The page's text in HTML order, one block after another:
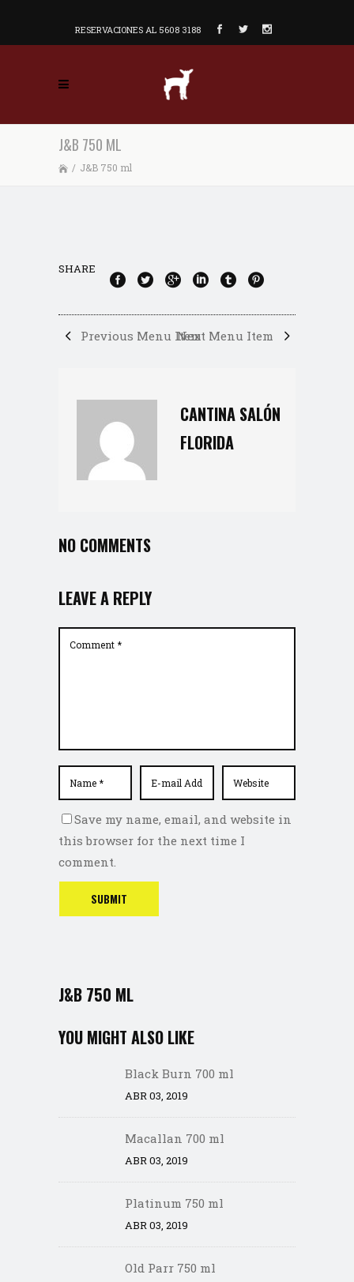
RESERVACIONES AL 5608 3188
J&B 750 ML
/ J&B 750 ml
SHARE
Previous Menu ItemNext Menu Item
CANTINA SALÓN
FLORIDA
NO COMMENTS
LEAVE A REPLY
Save my name, email, and website in
this browser for the next time I
comment.
J&B 750 ML
YOU MIGHT ALSO LIKE
Black Burn 700 ml
ABR 03, 2019
Macallan 700 ml
ABR 03, 2019
Platinum 750 ml
ABR 03, 2019
Old Parr 750 ml